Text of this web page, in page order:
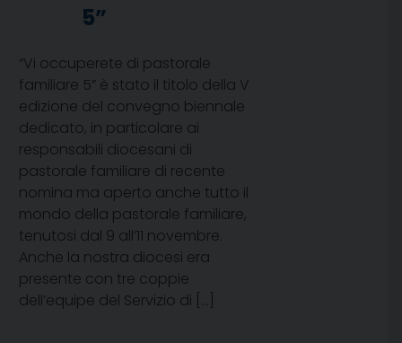
5”
“Vi occuperete di pastorale
familiare 5” è stato il titolo della V
edizione del convegno biennale
dedicato, in particolare ai
responsabili diocesani di
pastorale familiare di recente
nomina ma aperto anche tutto il
mondo della pastorale familiare,
tenutosi dal 9 all’11 novembre.
Anche la nostra diocesi era
presente con tre coppie
dell’equipe del Servizio di […]